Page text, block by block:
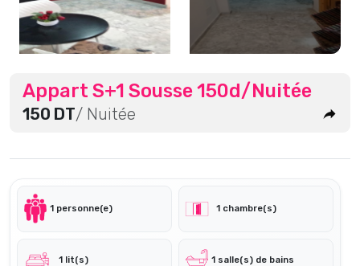
Appart S+1 Sousse 150d/Nuitée
150 DT/ Nuitée
1 personne(e) 1 chambre(s)
1 lit(s) 1 salle(s) de bains